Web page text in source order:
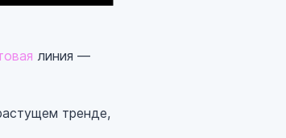
линия —
тренде,